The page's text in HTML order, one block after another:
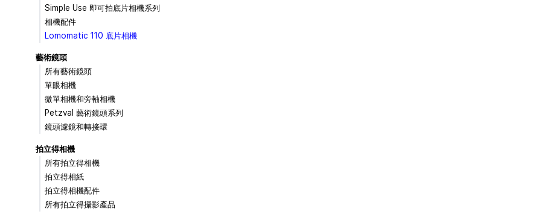
Simple Use 即可拍底片相機系列
相機配件
Lomomatic 110 底片相機
藝術鏡頭
所有藝術鏡頭
單眼相機
微單相機和旁軸相機
Petzval 藝術鏡頭系列
鏡頭濾鏡和轉接環
拍立得相機
所有拍立得相機
拍立得相紙
拍立得相機配件
所有拍立得攝影產品